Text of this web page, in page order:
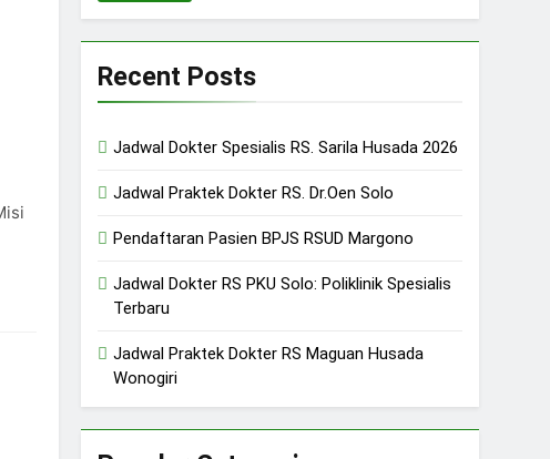
Recent Posts
Jadwal Dokter Spesialis RS. Sarila Husada 2026
Jadwal Praktek Dokter RS. Dr.Oen Solo
Pendaftaran Pasien BPJS RSUD Margono
Jadwal Dokter RS PKU Solo: Poliklinik Spesialis
Terbaru
Jadwal Praktek Dokter RS Maguan Husada
Wonogiri